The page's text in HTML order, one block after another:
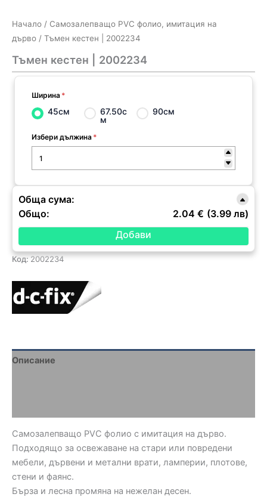
Начало / Самозалепващо PVC фолио, имитация на
дърво / Тъмен кестен | 2002234
Тъмен кестен | 2002234
Ширина *
45см
67.50с
м
90см
Избери дължина *
Обща сума:
Общо:
2.04 € (3.99 лв)
Код: 2002234
Описание
Самозалепващо PVC фолио с имитация на дърво.
Подходящо за освежаване на стари или повредени
мебели, дървени и метални врати, ламперии, плотове,
стени и фаянс.
Бърза и лесна промяна на нежелан десен.